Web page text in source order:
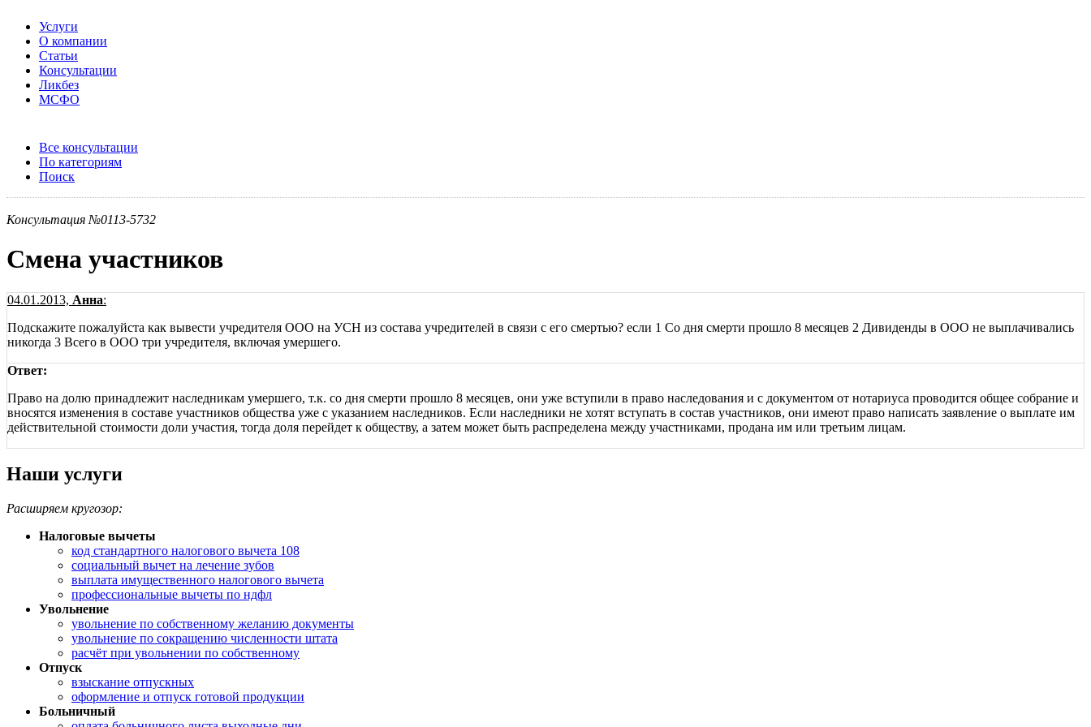
Услуги
О компании
Статьи
Консультации
Ликбез
МСФО
Все консультации
По категориям
Поиск
Консультация №0113-5732
Смена участников
04.01.2013, Анна:
Подскажите пожалуйста как вывести учредителя ООО на УСН из состава учредителей в связи с его смертью? если 1 Со дня смерти прошло 8 месяцев 2 Дивиденды в ООО не выплачивались
никогда 3 Всего в ООО три учредителя, включая умершего.
Ответ:
Право на долю принадлежит наследникам умершего, т.к. со дня смерти прошло 8 месяцев, они уже вступили в право наследования и с документом от нотариуса проводится общее собрание и
вносятся изменения в составе участников общества уже с указанием наследников. Если наследники не хотят вступать в состав участников, они имеют право написать заявление о выплате им
действительной стоимости доли участия, тогда доля перейдет к обществу, а затем может быть распределена между участниками, продана им или третьим лицам.
Наши услуги
Расширяем кругозор:
Налоговые вычеты
код стандартного налогового вычета 108
социальный вычет на лечение зубов
выплата имущественного налогового вычета
профессиональные вычеты по ндфл
Увольнение
увольнение по собственному желанию документы
увольнение по сокращению численности штата
расчёт при увольнении по собственному
Отпуск
взыскание отпускных
оформление и отпуск готовой продукции
Больничный